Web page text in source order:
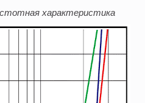
характеристика